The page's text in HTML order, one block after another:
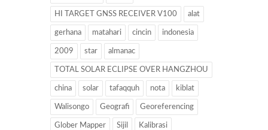
HI TARGET GNSS RECEIVER V100 alat
gerhana matahari cincin indonesia
2009 star almanac
TOTAL SOLAR ECLIPSE OVER HANGZHOU
china solar tafaqquh nota kiblat
Walisongo Geografi Georeferencing
Glober Mapper Sijil Kalibrasi